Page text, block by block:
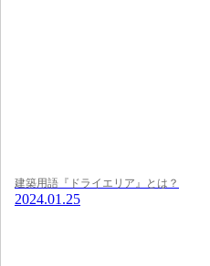
建築用語『ドライエリア』とは？
2024.01.25